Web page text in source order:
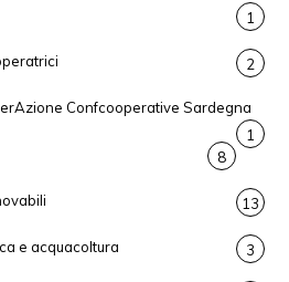
1
2
Confcooperative Sardegna
1
8
13
e acquacoltura 3